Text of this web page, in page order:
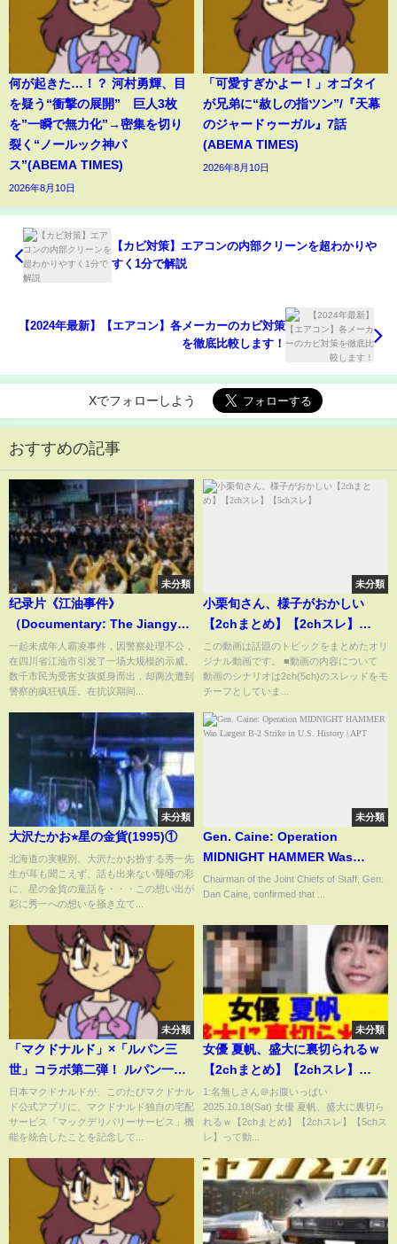
何が起きた…！？ 河村勇輝、目
を疑う“衝撃の展開” 巨人3枚
を”一瞬で無力化”→密集を切り
裂く“ノールック神パ
ス”(ABEMA TIMES)
2026年8月10日
「可愛すぎかよー！」オゴタイ
が兄弟に“赦しの指ツン”/『天幕
のジャードゥーガル』7話
(ABEMA TIMES)
2026年8月10日
【カビ対策】エアコンの内部クリーンを超わかりや
すく1分で解説
【2024年最新】【エアコン】各メーカーのカビ対策
を徹底比較します！
Xでフォローしよう
おすすめの記事
未分類
纪录片《江油事件》
（Documentary: The Jiangyou
Incident）
一起未成年人霸凌事件，因警察处理不公，
在四川省江油市引发了一场大规模的示威。
数千市民为受害女孩挺身而出，却两次遭到
警察的疯狂镇压。在抗议期间...
未分類
小栗旬さん、様子がおかしい
【2chまとめ】【2chスレ】
【5chスレ】
この動画は話題のトピックをまとめたオリ
ジナル動画です。 ■動画の内容について
動画のシナリオは2ch(5ch)のスレッドをモ
チーフとしていま...
未分類
大沢たかお⭐︎星の金貨(1995)①
北海道の実幌別、大沢たかお扮する秀一先
生が耳も聞こえず、話も出来ない聾唖の彩
に、星の金貨の童話を・・・この想い出が
彩に秀一への想いを掻き立て...
未分類
Gen. Caine: Operation
MIDNIGHT HAMMER Was
Largest B-2 Strike in U.S.
History | APT
Chairman of the Joint Chiefs of Staff, Gen.
Dan Caine, confirmed that ...
未分類
「マクドナルド」×「ルパン三
世」コラボ第二弾！ ルパン一味
が「マック、デリバる？ 」
日本マクドナルドが、このたびマクドナル
ド公式アプリに、マクドナルド独自の宅配
サービス「マックデリバリーサービス」機
能を統合したことを記念して...
未分類
女優 夏帆、盛大に裏切られるｗ
【2chまとめ】【2chスレ】
【5chスレ】
1:名無しさん＠お腹いっぱい
2025.10.18(Sat) 女優 夏帆、盛大に裏切ら
れるｗ【2chまとめ】【2chスレ】【5chス
レ】って動...